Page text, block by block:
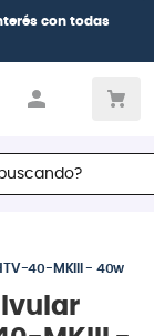
con todas
40-MKIII - 40w